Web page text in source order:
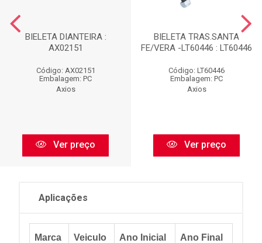
BIELETA DIANTEIRA :
AX02151
Código: AX02151
Embalagem: PC
Axios
Ver preço
BIELETA TRAS.SANTA
FE/VERA -LT60446 : LT60446
Código: LT60446
Embalagem: PC
Axios
Ver preço
Aplicações
Marca Veiculo Ano Inicial Ano Final